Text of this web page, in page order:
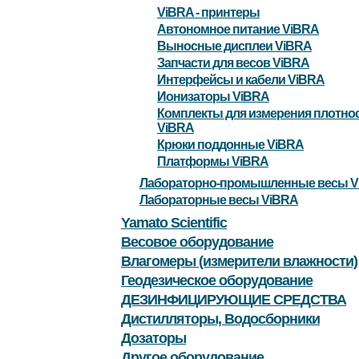
ViBRA - принтеры
Автономное питание ViBRA
Выносные дисплеи ViBRA
Запчасти для весов ViBRA
Интерфейсы и кабели ViBRA
Ионизаторы ViBRA
Комплекты для измерения
ViBRA
Крюки поддонные ViBRA
Платформы ViBRA
Лабораторно-промышленные весы
Лабораторные весы ViBRA
Yamato Scientific
Весовое оборудование
Влагомеры (измерители влажности)
Геодезическое оборудование
ДЕЗИНФИЦИРУЮЩИЕ СРЕДСТВА
Дистилляторы, Водосборники
Дозаторы